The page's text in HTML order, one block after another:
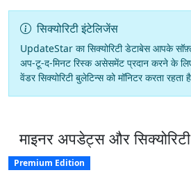
सिक्योरिटी इंटेलिजेंस
UpdateStar का सिक्योरिटी डेटाबेस आपके
अप-टू-द-मिनट रिस्क असेसमेंट प्रदान करने के
वेंडर सिक्योरिटी बुलेटिन्स को मॉनिटर करता रहता
माइनर अपडेट्स और
Premium Edition